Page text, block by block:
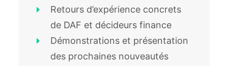
Retours d’expérience concrets
de DAF et décideurs finance
Démonstrations et présentation
des prochaines nouveautés